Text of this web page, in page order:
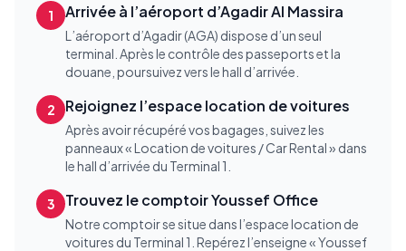
1 Arrivée à l’aéroport d’Agadir Al Massira
L’aéroport d’Agadir (AGA) dispose d’un seul
terminal. Après le contrôle des passeports et la
douane, poursuivez vers le hall d’arrivée.
2 Rejoignez l’espace location de voitures
Après avoir récupéré vos bagages, suivez les
panneaux « Location de voitures / Car Rental » dans
le hall d’arrivée du Terminal 1.
3 Trouvez le comptoir Youssef Office
Notre comptoir se situe dans l’espace location de
voitures du Terminal 1. Repérez l’enseigne « Youssef